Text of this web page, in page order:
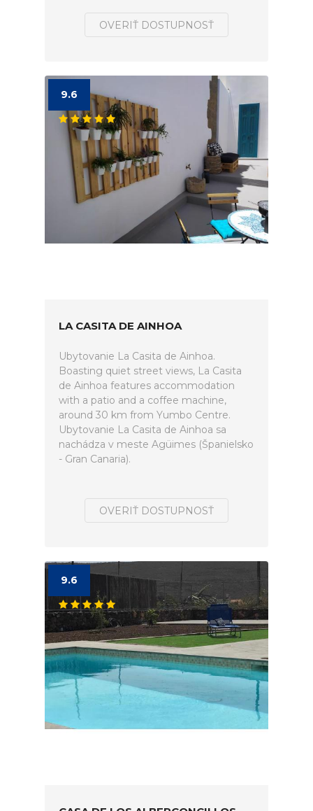
OVERIŤ DOSTUPNOSŤ
9.6
LA CASITA DE AINHOA
Ubytovanie La Casita de Ainhoa.
Boasting quiet street views, La Casita
de Ainhoa features accommodation
with a patio and a coffee machine,
around 30 km from Yumbo Centre.
Ubytovanie La Casita de Ainhoa sa
nachádza v meste Agüimes (Španielsko
- Gran Canaria).
OVERIŤ DOSTUPNOSŤ
9.6